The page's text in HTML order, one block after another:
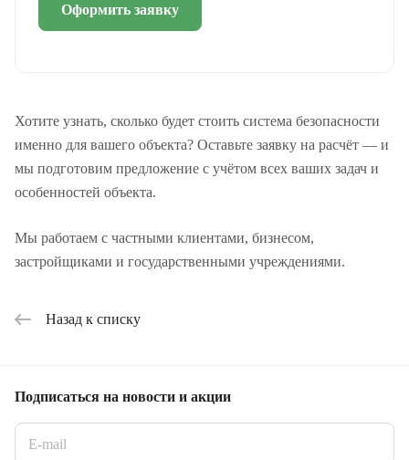
Оформить заявку
Хотите узнать, сколько будет стоить система безопасности
именно для вашего объекта? Оставьте заявку на расчёт — и
мы подготовим предложение с учётом всех ваших задач и
особенностей объекта.
Мы работаем с частными клиентами, бизнесом,
застройщиками и государственными учреждениями.
Назад к списку
Подписаться на новости и акции